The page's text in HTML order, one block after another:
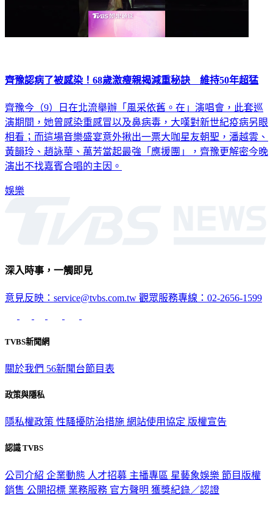
齊豫認病了被感染！68歲激瘦親揭減重秘訣 維持50年超猛
齊豫今（9）日在北流舉辦「風采依舊。在」演唱會，此套巡
演期間，她曾感染重感冒以及鼻病毒，大嘆對新世紀疫病另眼
相看；而這場音樂盛宴意外揪出一票大咖星友朝聖，潘越雲、
黃韻玲、趙詠華、萬芳當起最強「應援團」，齊豫更解密今晚
演出不找嘉賓合唱的主因。
娛樂
深入時事，一觸即見
意見反映：service@tvbs.com.tw 觀眾服務專線：02-2656-1599
TVBS新聞網
關於我們 56新聞台節目表
政策與隱私
隱私權政策 性騷擾防治措施 網站使用協定 版權宣告
認識 TVBS
公司介紹 企業動態 人才招募 主播專區 星藝象娛樂 節目版權
銷售 公開招標 業務服務 官方聲明 獲獎紀錄／認證